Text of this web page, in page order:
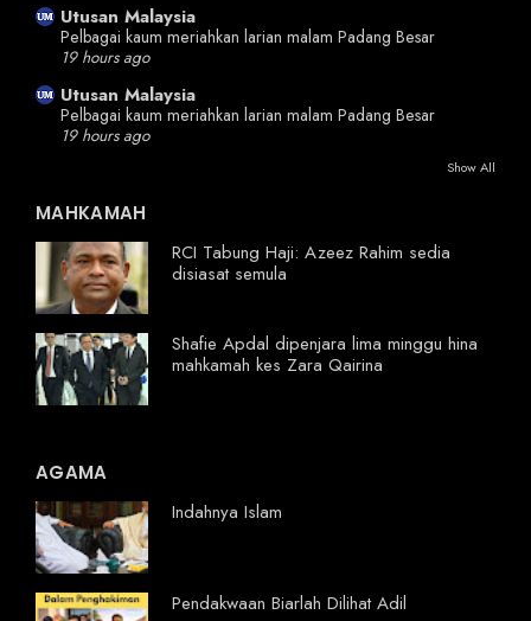
Utusan Malaysia
Pelbagai kaum meriahkan larian malam Padang Besar
19 hours ago
Utusan Malaysia
Pelbagai kaum meriahkan larian malam Padang Besar
19 hours ago
Show All
MAHKAMAH
RCI Tabung Haji: Azeez Rahim sedia
disiasat semula
Shafie Apdal dipenjara lima minggu hina
mahkamah kes Zara Qairina
AGAMA
Indahnya Islam
Pendakwaan Biarlah Dilihat Adil